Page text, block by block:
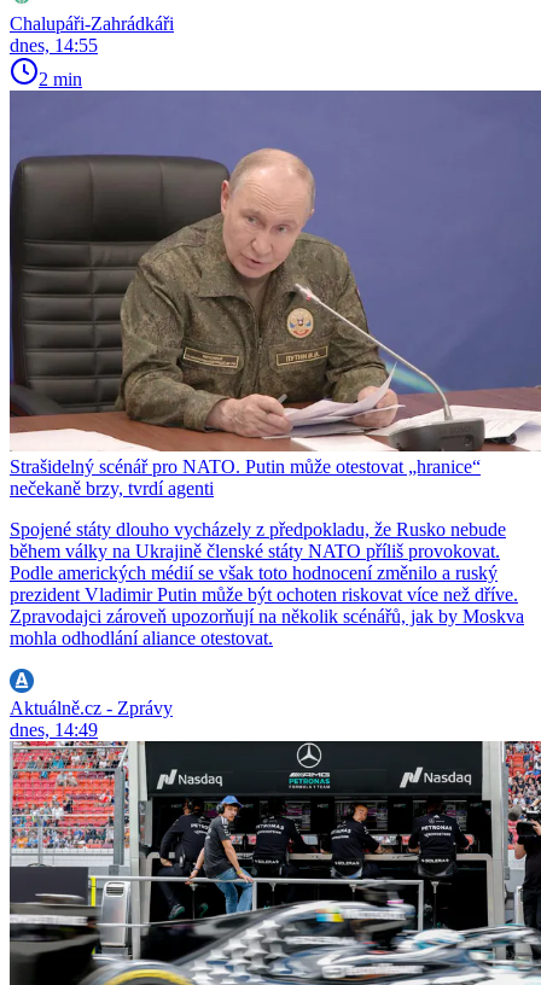
Chalupáři-Zahrádkáři
dnes, 14:55
2 min
Strašidelný scénář pro NATO. Putin může otestovat „hranice“
nečekaně brzy, tvrdí agenti
Spojené státy dlouho vycházely z předpokladu, že Rusko nebude
během války na Ukrajině členské státy NATO příliš provokovat.
Podle amerických médií se však toto hodnocení změnilo a ruský
prezident Vladimir Putin může být ochoten riskovat více než dříve.
Zpravodajci zároveň upozorňují na několik scénářů, jak by Moskva
mohla odhodlání aliance otestovat.
Aktuálně.cz - Zprávy
dnes, 14:49